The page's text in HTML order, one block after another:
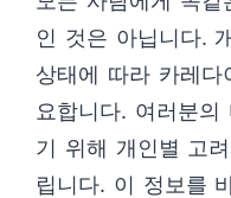
인 것은 아닙니다.
상태에 따라 카레
요합니다. 여러분
기 위해 개인별 고
립니다. 이 정보를